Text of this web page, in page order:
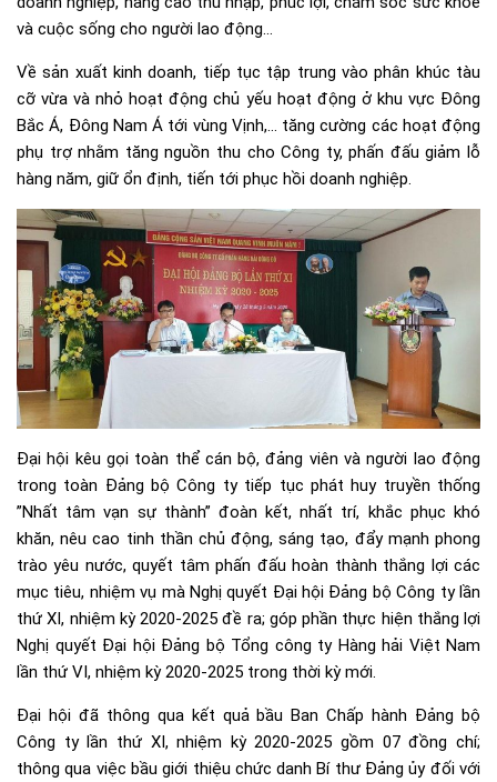
và cuộc sống cho người lao động…
Về sản xuất kinh doanh, tiếp tục tập trung vào phân khúc tàu
cỡ vừa và nhỏ hoạt động chủ yếu hoạt động ở khu vực Đông
Bắc Á, Đông Nam Á tới vùng Vịnh,… tăng cường các hoạt động
phụ trợ nhằm tăng nguồn thu cho Công ty, phấn đấu giảm lỗ
hàng năm, giữ ổn định, tiến tới phục hồi doanh nghiệp.
Đại hội kêu gọi toàn thể cán bộ, đảng viên và người lao động
trong toàn Đảng bộ Công ty tiếp tục phát huy truyền thống
”Nhất tâm vạn sự thành” đoàn kết, nhất trí, khắc phục khó
khăn, nêu cao tinh thần chủ động, sáng tạo, đẩy mạnh phong
trào yêu nước, quyết tâm phấn đấu hoàn thành thắng lợi các
mục tiêu, nhiệm vụ mà Nghị quyết Đại hội Đảng bộ Công ty lần
thứ XI, nhiệm kỳ 2020-2025 đề ra; góp phần thực hiện thắng lợi
Nghị quyết Đại hội Đảng bộ Tổng công ty Hàng hải Việt Nam
lần thứ VI, nhiệm kỳ 2020-2025 trong thời kỳ mới.
Đại hội đã thông qua kết quả bầu Ban Chấp hành Đảng bộ
Công ty lần thứ XI, nhiệm kỳ 2020-2025 gồm 07 đồng chí;
thông qua việc bầu giới thiệu chức danh Bí thư Đảng ủy đối với